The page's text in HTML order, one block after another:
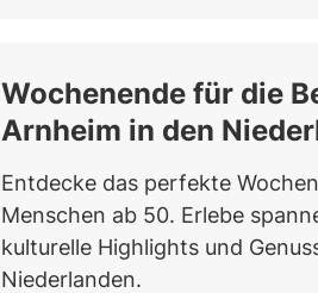
Wochenende für die
Arnheim in den
Entdecke das perfekte
Menschen ab 50. Erlebe
kulturelle Highlights und
Niederlanden.